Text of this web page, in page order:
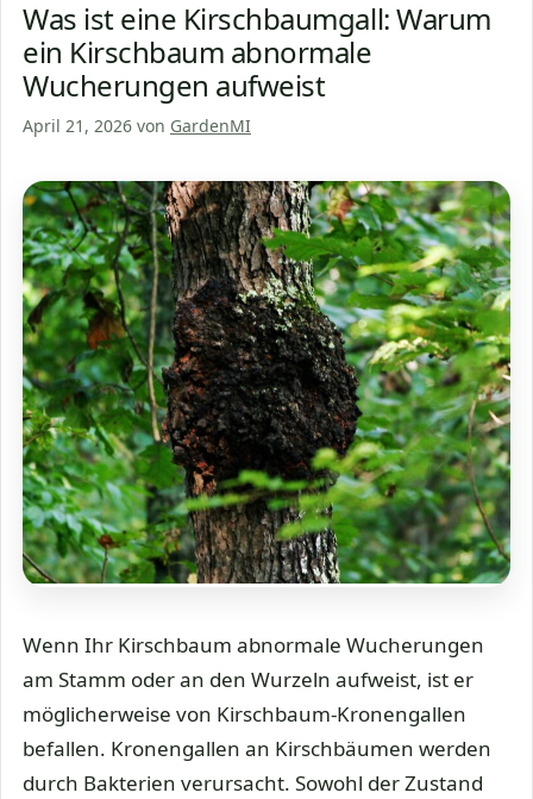
Was ist eine Kirschbaumgall: Warum
ein Kirschbaum abnormale
Wucherungen aufweist
April 21, 2026 von GardenMI
Wenn Ihr Kirschbaum abnormale Wucherungen
am Stamm oder an den Wurzeln aufweist, ist er
möglicherweise von Kirschbaum-Kronengallen
befallen. Kronengallen an Kirschbäumen werden
durch Bakterien verursacht. Sowohl der Zustand